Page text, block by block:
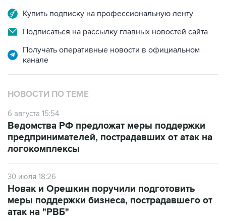
Купить подписку на профессиональную ленту
Подписаться на рассылку главных новостей сайта
Получать оперативные новости в официальном
канале
НОВОСТИ ПО ТЕМЕ
6 августа 15:54
Ведомства РФ предложат меры поддержки
предпринимателей, пострадавших от атак на
логокомплексы
30 июля 18:26
Новак и Орешкин поручили подготовить
меры поддержки бизнеса, пострадавшего от
атак на "РВБ"